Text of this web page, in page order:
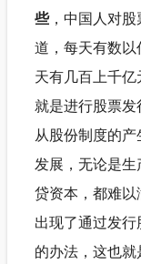
些，中国人对
道，每天有数
天有几百上千
就是进行股票
从股份制度的
发展，无论是
贷资本，都难
出现了通过发
的办法，这也